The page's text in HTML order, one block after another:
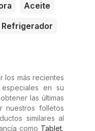
Aceite
Refrigerador
los más recientes
en su
las últimas
nuestros folletos
similares al
como Tablet,